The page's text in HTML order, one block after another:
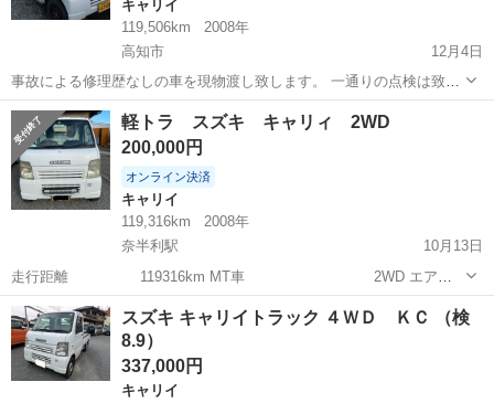
キャリイ
119,506km
2008年
高知市
12月4日
事故による修理歴なしの車を現物渡し致します。 一通りの点検は致し
ますが、修理は致しません。 車屋のおっちゃんが仕入れた車を宣伝す
ることになりました。 写真や各種の情報は掲載しますが、車屋のおっ
ちゃんの話を聞いてくだ...
高知 高知市 キャリイ 車屋
軽トラ スズキ キャリィ 2WD
200,000円
オンライン決済
キャリイ
119,316km
2008年
奈半利駅
10月13日
走行距離 119316km MT車 2WD エアコ
ン有り パワステ有り フロント、リアガラスに投光器有り（リアの投光
器1/4ledが点灯しません） 両座席に防水シート 荷台ゴムマット有り 車
検 R5...
高知 安芸郡 奈半利駅 キャリイ 走行距離
スズキ キャリイトラック ４ＷＤ ＫＣ （検
8.9）
337,000円
キャリイ